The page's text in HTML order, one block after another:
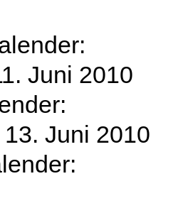
Juni 2010
Juni 2010